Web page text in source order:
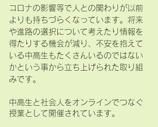
コロナの影響等で人との関わりが以前
よりも持ちづらくなっています。将来
や進路の選択について考えたり情報を
得たりする機会が減り、不安を抱えて
いる中高生もたくさんいるのではない
かという事から立ち上げられた取り組
みです。
中高生と社会人をオンラインでつなぐ
授業として開催されています。